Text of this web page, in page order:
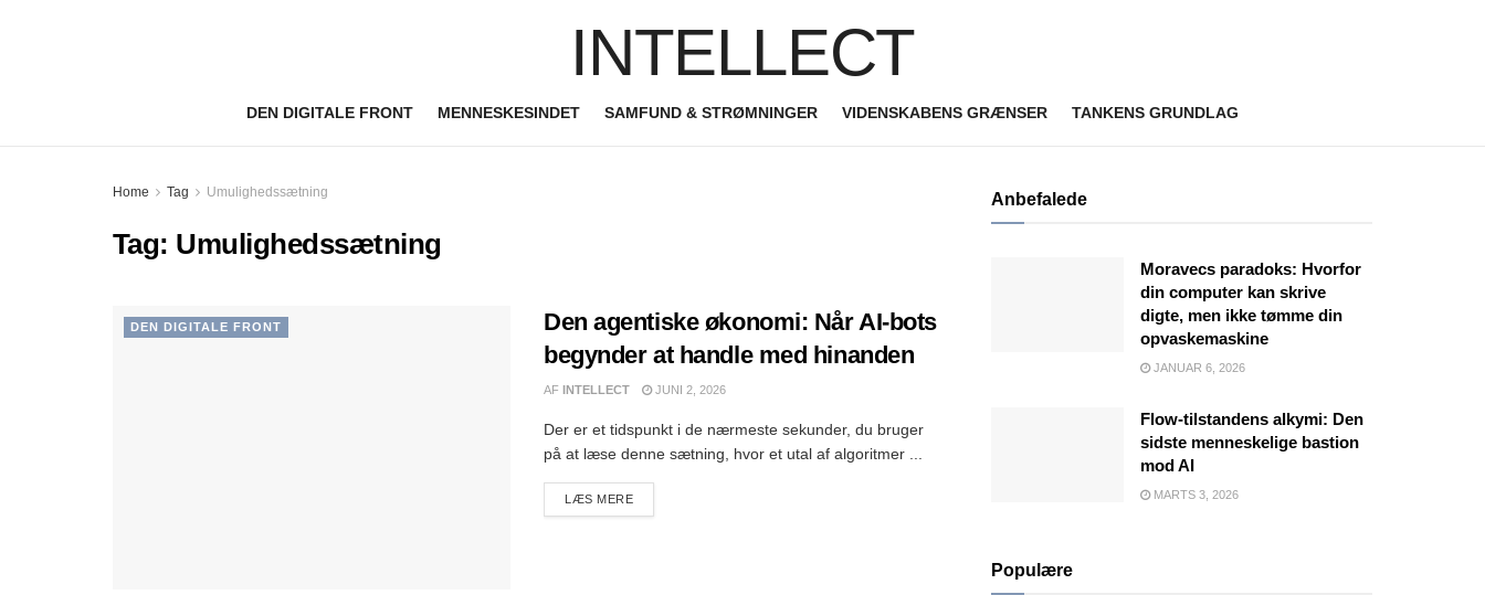
INTELLECT
DEN DIGITALE FRONT MENNESKESINDET SAMFUND & STRØMNINGER VIDENSKABENS GRÆNSER TANKENS GRUNDLAG
Home Tag Umulighedssætning
Tag: Umulighedssætning
DEN DIGITALE FRONT
Den agentiske økonomi: Når AI-bots
begynder at handle med hinanden
AF INTELLECT JUNI 2, 2026
Der er et tidspunkt i de nærmeste sekunder, du bruger
på at læse denne sætning, hvor et utal af algoritmer ...
LÆS MEREDETAILS
Anbefalede
Moravecs paradoks: Hvorfor
din computer kan skrive
digte, men ikke tømme din
opvaskemaskine
JANUAR 6, 2026
Flow-tilstandens alkymi: Den
sidste menneskelige bastion
mod AI
MARTS 3, 2026
Populære